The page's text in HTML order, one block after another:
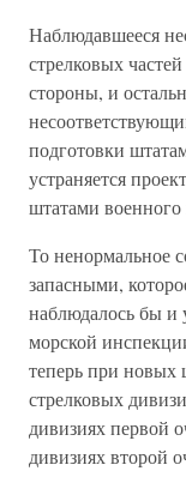
Наблюдавшееся
стрелковых
стороны, и
подготовки
устраняется
штатами
То ненормальное
запасными,
наблюдалось бы и
морской
теперь при новых
стрелковых
дивизиях первой
дивизиях второй